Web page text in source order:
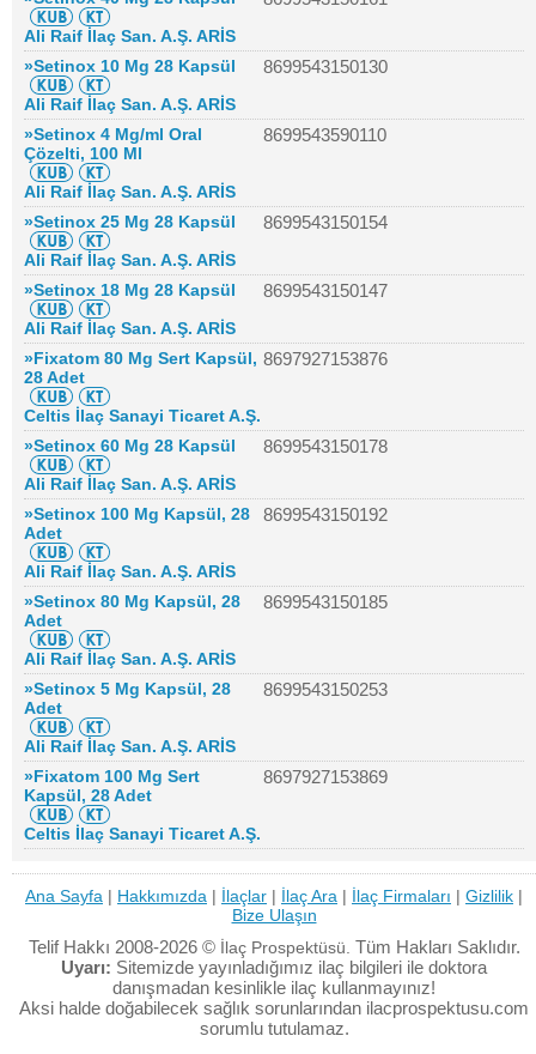
Ali Raif İlaç San. A.Ş. ARİS
»Setinox 10 Mg 28 Kapsül
8699543150130
Ali Raif İlaç San. A.Ş. ARİS
»Setinox 4 Mg/ml Oral
Çözelti, 100 Ml
8699543590110
Ali Raif İlaç San. A.Ş. ARİS
»Setinox 25 Mg 28 Kapsül
8699543150154
Ali Raif İlaç San. A.Ş. ARİS
»Setinox 18 Mg 28 Kapsül
8699543150147
Ali Raif İlaç San. A.Ş. ARİS
»Fixatom 80 Mg Sert Kapsül,
28 Adet
8697927153876
Celtis İlaç Sanayi Ticaret A.Ş.
»Setinox 60 Mg 28 Kapsül
8699543150178
Ali Raif İlaç San. A.Ş. ARİS
»Setinox 100 Mg Kapsül, 28
Adet
8699543150192
Ali Raif İlaç San. A.Ş. ARİS
»Setinox 80 Mg Kapsül, 28
Adet
8699543150185
Ali Raif İlaç San. A.Ş. ARİS
»Setinox 5 Mg Kapsül, 28
Adet
8699543150253
Ali Raif İlaç San. A.Ş. ARİS
»Fixatom 100 Mg Sert
Kapsül, 28 Adet
8697927153869
Celtis İlaç Sanayi Ticaret A.Ş.
Ana Sayfa | Hakkımızda | İlaçlar | İlaç Ara | İlaç Firmaları | Gizlilik |
Bize Ulaşın
Telif Hakkı 2008-2026 © İlaç Prospektüsü. Tüm Hakları Saklıdır.
Uyarı: Sitemizde yayınladığımız ilaç bilgileri ile doktora
danışmadan kesinlikle ilaç kullanmayınız!
Aksi halde doğabilecek sağlık sorunlarından ilacprospektusu.com
sorumlu tutulamaz.